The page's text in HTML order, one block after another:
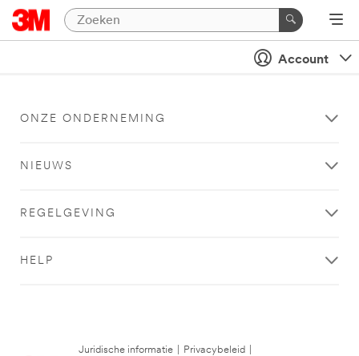
Account
ONZE ONDERNEMING
NIEUWS
REGELGEVING
HELP
Juridische informatie Privacybeleid